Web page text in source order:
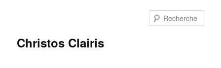
Christos Clairis